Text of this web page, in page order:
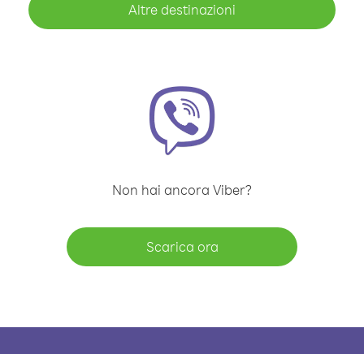
Altre destinazioni
Non hai ancora Viber?
Scarica ora